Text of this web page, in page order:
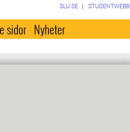
SLU.SE STUDENTWEBB
sidor Nyheter